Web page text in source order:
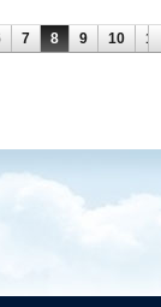
7 8 9 10 11